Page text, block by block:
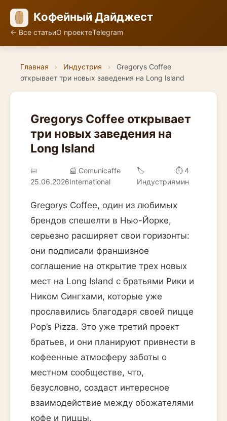
Кофейный Дайджест
← Все статьиО проектеTelegram
Главная › Индустрия ›
Gregorys Coffee
открывает три новых заведения на Long Island
Gregorys Coffee открывает
три новых заведения на
Long Island
📅
25.06.2026
📰 Comunicaffe
International
🏷️
Индустрия
⏱ 4
мин
Gregorys Coffee, один из любимых
брендов спешелти в Нью-Йорке,
серьезно расширяет свои горизонты:
они подписали франшизное
соглашение на открытие трех новых
мест на Long Island с братьями Рики и
Ником Сингхами, которые уже
прославились благодаря своей пицце
Pop’s Pizza. Это уже третий проект
братьев, и они планируют привнести в
кофеенные атмосферу заботы о
местном сообществе, что,
безусловно, создаст интересное
взаимодействие между обожателями
кофе и пиццы.